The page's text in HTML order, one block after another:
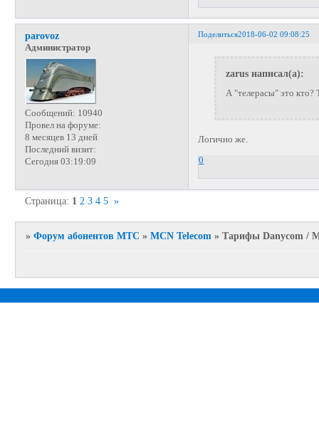
Поделиться2018-06-02 09:08:25
parovoz
Администратор
Сообщений: 10940
Провел на форуме:
8 месяцев 13 дней
Последний визит:
Сегодня 03:19:09
zarus написал(а):
А "телерасы" это кто?
Логично же.
0
Страница: 1 2 3 4 5 »
»Форум абонентов МТС »MCN Telecom »Тарифы Danycom /